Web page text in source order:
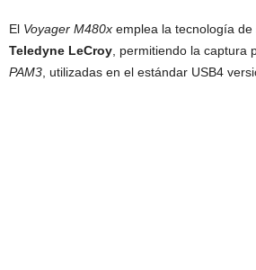
El Voyager M480x emplea la tecnología de
Teledyne LeCroy , permitiendo la captura
PAM3 , utilizadas en el estándar USB4